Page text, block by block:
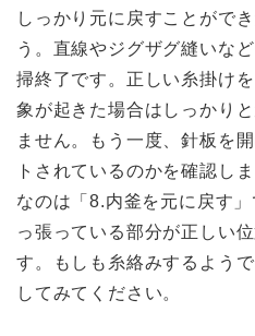
しっかり元に戻すことがで
う。直線やジグザグ縫いな
掃終了です。正しい糸掛け
象が起きた場合はしっかり
ません。もう一度、針板を
トされているのかを確認し
なのは「8.内釜を元に戻す
っ張っている部分が正しい
す。もしも糸絡みするよう
してみてください。